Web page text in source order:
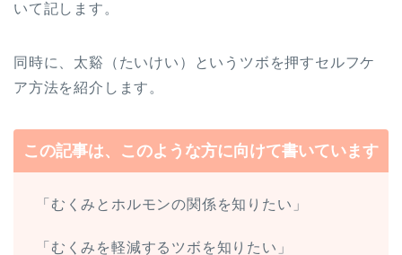
いて記します。
同時に、太谿（たいけい）というツボを押すセルフケ
ア方法を紹介します。
この記事は、このような方に向けて書いています
「むくみとホルモンの関係を知りたい」
「むくみを軽減するツボを知りたい」